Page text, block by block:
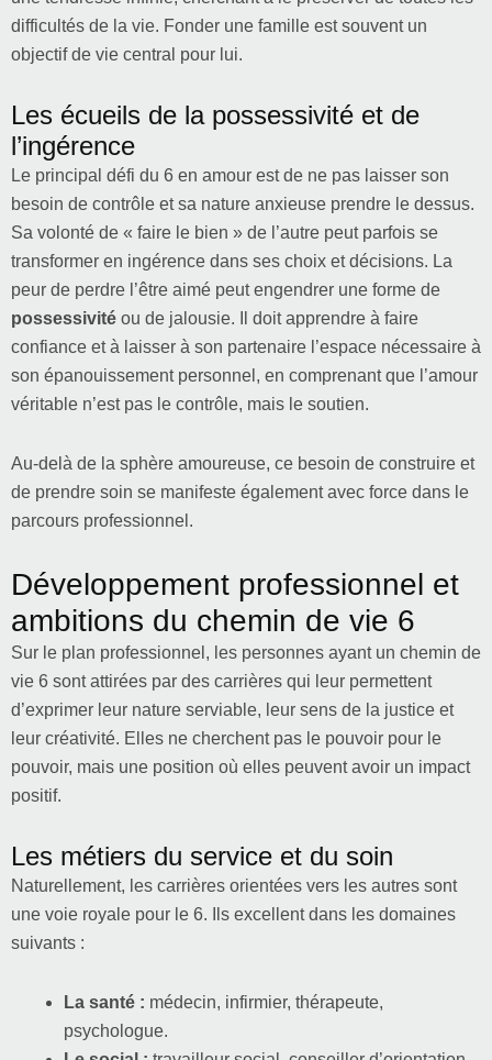
difficultés de la vie. Fonder une famille est souvent un
objectif de vie central pour lui.
Les écueils de la possessivité et de
l’ingérence
Le principal défi du 6 en amour est de ne pas laisser son
besoin de contrôle et sa nature anxieuse prendre le dessus.
Sa volonté de « faire le bien » de l’autre peut parfois se
transformer en ingérence dans ses choix et décisions. La
peur de perdre l’être aimé peut engendrer une forme de
possessivité ou de jalousie. Il doit apprendre à faire
confiance et à laisser à son partenaire l’espace nécessaire à
son épanouissement personnel, en comprenant que l’amour
véritable n’est pas le contrôle, mais le soutien.
Au-delà de la sphère amoureuse, ce besoin de construire et
de prendre soin se manifeste également avec force dans le
parcours professionnel.
Développement professionnel et
ambitions du chemin de vie 6
Sur le plan professionnel, les personnes ayant un chemin de
vie 6 sont attirées par des carrières qui leur permettent
d’exprimer leur nature serviable, leur sens de la justice et
leur créativité. Elles ne cherchent pas le pouvoir pour le
pouvoir, mais une position où elles peuvent avoir un impact
positif.
Les métiers du service et du soin
Naturellement, les carrières orientées vers les autres sont
une voie royale pour le 6. Ils excellent dans les domaines
suivants :
La santé : médecin, infirmier, thérapeute,
psychologue.